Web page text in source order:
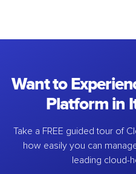
Want to
Platform in
Take a FREE guided tour of
how easily you can
leading cloud-